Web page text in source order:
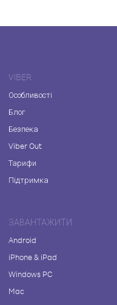
VIBER
Особливості
Блог
Безпека
Viber Out
Тарифи
Підтримка
ЗАВАНТАЖИТИ
Android
iPhone & iPad
Windows PC
Mac